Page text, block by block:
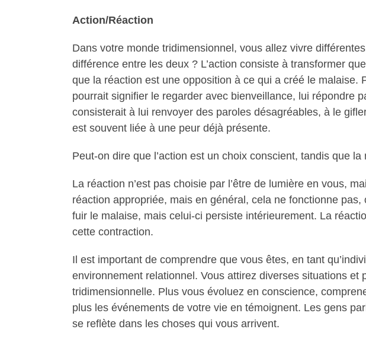
Action/Réaction
Dans votre monde tridimensionnel, vous allez vivre
différence entre les deux ? L’action consiste à transformer
que la réaction est une opposition à ce qui a créé le malaise.
pourrait signifier le regarder avec bienveillance, lui répondre
consisterait à lui renvoyer des paroles désagréables, à le
est souvent liée à une peur déjà présente.
Peut-on dire que l’action est un choix conscient, tandis que la
La réaction n’est pas choisie par l’être de lumière en vous,
réaction appropriée, mais en général, cela ne fonctionne
fuir le malaise, mais celui-ci persiste intérieurement. La
cette contraction.
Il est important de comprendre que vous êtes, en tant
environnement relationnel. Vous attirez diverses situations
tridimensionnelle. Plus vous évoluez en conscience,
plus les événements de votre vie en témoignent. Les gens
se reflète dans les choses qui vous arrivent.